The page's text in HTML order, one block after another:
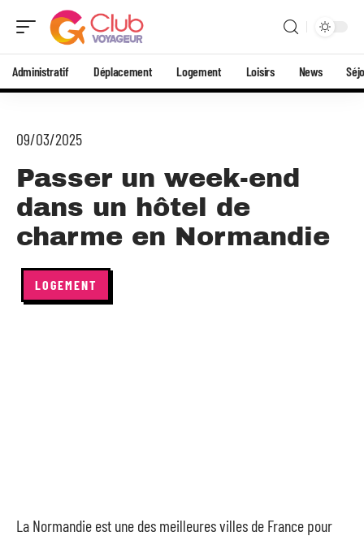
Administratif Déplacement Logement Loisirs News
09/03/2025
Passer un week-end
dans un hôtel de
charme en Normandie
LOGEMENT
La Normandie est une des meilleures villes de France pour